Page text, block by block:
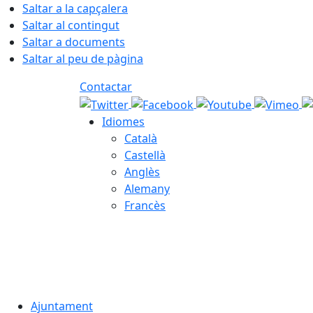
Saltar a la capçalera
Saltar al contingut
Saltar a documents
Saltar al peu de pàgina
Contactar
Idiomes
Català
Castellà
Anglès
Alemany
Francès
Ajuntament